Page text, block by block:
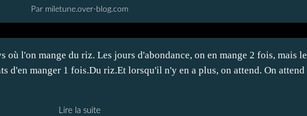
Par miletune.over-blog.com
où l'on mange du riz. Les jours d'abondance, on en mange 2 fois, mais le
d'en manger 1 fois.Du riz.Et lorsqu'il n'y en a plus, on attend. On attend
Lire la suite